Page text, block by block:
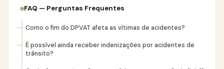
FAQ — Perguntas Frequentes
Como o fim do DPVAT afeta as vítimas de acidentes?
É possível ainda receber indenizações por acidentes de
trânsito?